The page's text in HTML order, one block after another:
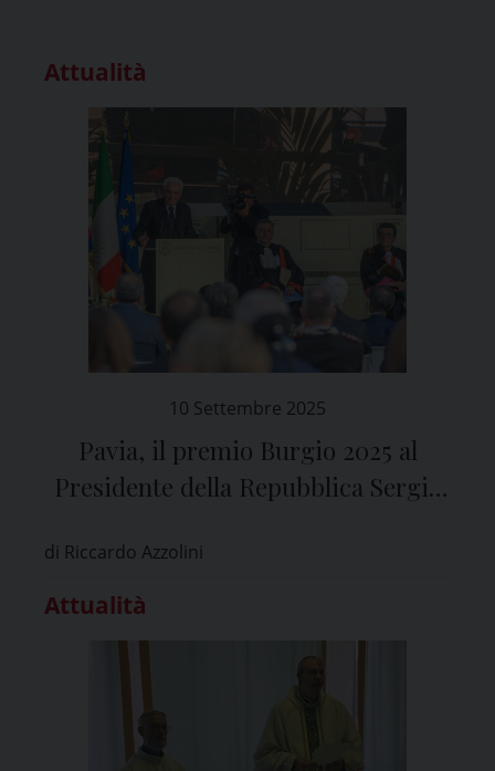
Attualità
10 Settembre 2025
Pavia, il premio Burgio 2025 al
Presidente della Repubblica Sergio
di Riccardo Azzolini
Attualità